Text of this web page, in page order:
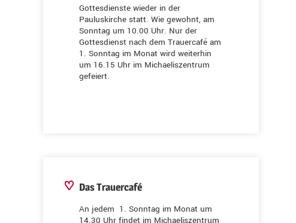
Gottesdienste wieder in der
Pauluskirche statt. Wie gewohnt, am
Sonntag um 10.00 Uhr. Nur der
Gottesdienst nach dem Trauercafé am
1. Sonntag im Monat wird weiterhin
um 16.15 Uhr im Michaeliszentrum
gefeiert.
Das Trauercafé
An jedem 1. Sonntag im Monat um
14.30 Uhr findet im Michaeliszentrum